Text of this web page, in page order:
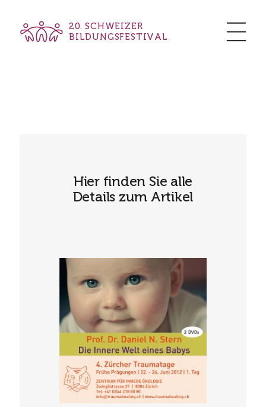
20. SCHWEIZER
BILDUNGSFESTIVAL
Hier finden Sie alle
Details zum Artikel